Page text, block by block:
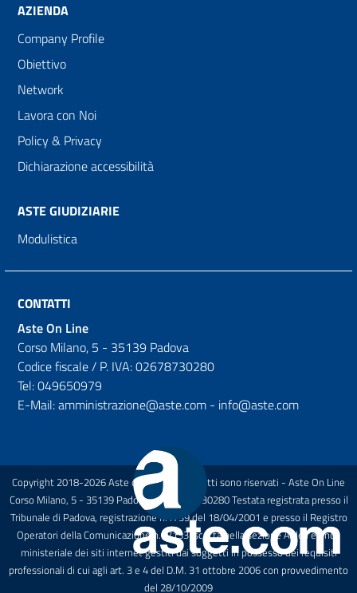
AZIENDA
Company Profile
Obiettivo
Network
Lavora con Noi
Policy & Privacy
Dichiarazione accessibilità
ASTE GIUDIZIARIE
Modulistica
CONTATTI
Aste On Line
Corso Milano, 5 - 35139 Padova
Codice fiscale / P. IVA: 02678730280
Tel: 049650979
E-Mail: amministrazione@aste.com - info@aste.com
Copyright 2018-2026 Aste on Line Tutti i diritti sono riservati - Aste On Line
Corso Milano, 5 - 35139 Padova P.I.: 02678730280 Testata registrata presso il
Tribunale di Padova, registrazione n.1739 del 18/04/2001 e presso il Registro
Operatori della Comunicazione n.27133 Iscritta nella sezione A dell'elenco
ministeriale dei siti internet gestiti dai soggetti in possesso dei requisiti
professionali di cui agli art. 3 e 4 del D.M. 31 ottobre 2006 con provvedimento
del 28/10/2009